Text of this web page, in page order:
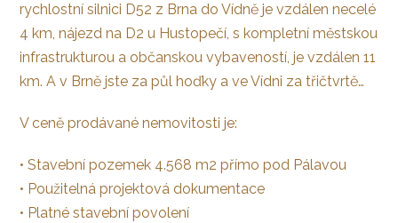
rychlostní silnici D52 z Brna do Vídně je vzdálen necelé
4 km, nájezd na D2 u Hustopečí, s kompletní městskou
infrastrukturou a občanskou vybaveností, je vzdálen 11
km. A v Brně jste za půl hoďky a ve Vídni za třičtvrtě…
V ceně prodávané nemovitosti je:
• Stavební pozemek 4.568 m2 přímo pod Pálavou
• Použitelná projektová dokumentace
• Platné stavební povolení